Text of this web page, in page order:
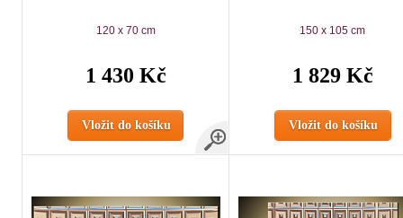
120 x 70 cm
1 430 Kč
Vložit do košíku
150 x 105 cm
1 829 Kč
Vložit do košíku